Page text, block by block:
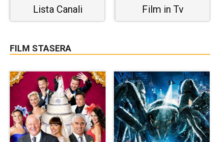
Lista Canali Film in Tv
FILM STASERA